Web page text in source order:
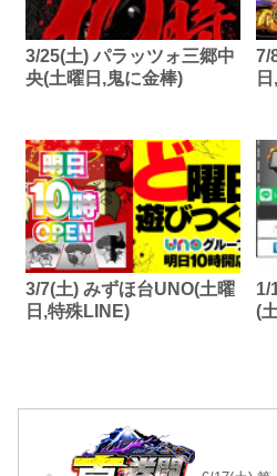
3/25(土) パラッツォ三郷中
央(土曜日,鬼に金棒)
7/
3/7(土) みずほ台UNO(土曜
日,特殊LINE)
1/
(